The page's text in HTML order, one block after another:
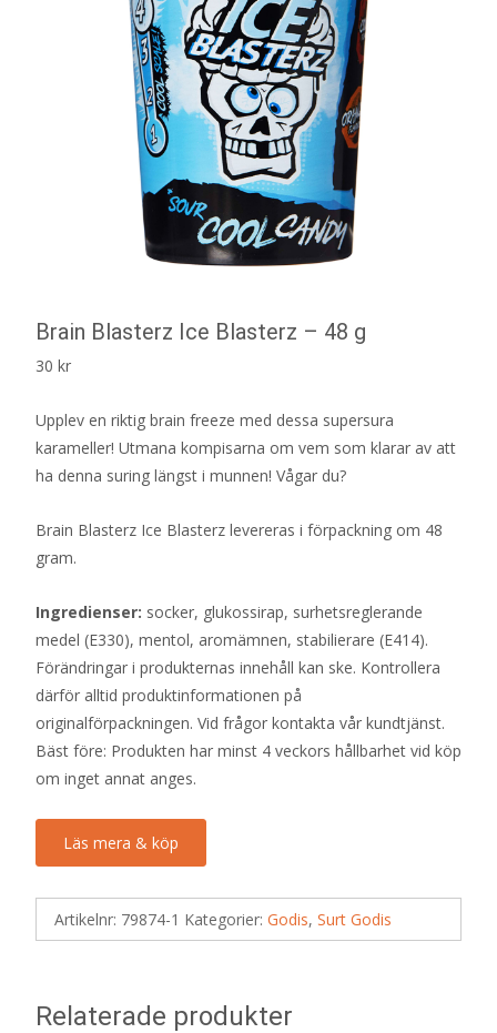
Brain Blasterz Ice Blasterz – 48 g
30 kr
Upplev en riktig brain freeze med dessa supersura
karameller! Utmana kompisarna om vem som klarar av att
ha denna suring längst i munnen! Vågar du?
Brain Blasterz Ice Blasterz levereras i förpackning om 48
gram.
Ingredienser: socker, glukossirap, surhetsreglerande
medel (E330), mentol, aromämnen, stabilierare (E414).
Förändringar i produkternas innehåll kan ske. Kontrollera
därför alltid produktinformationen på
originalförpackningen. Vid frågor kontakta vår kundtjänst.
Bäst före: Produkten har minst 4 veckors hållbarhet vid köp
om inget annat anges.
Läs mera & köp
Artikelnr: 79874-1 Kategorier: Godis, Surt Godis
Relaterade produkter